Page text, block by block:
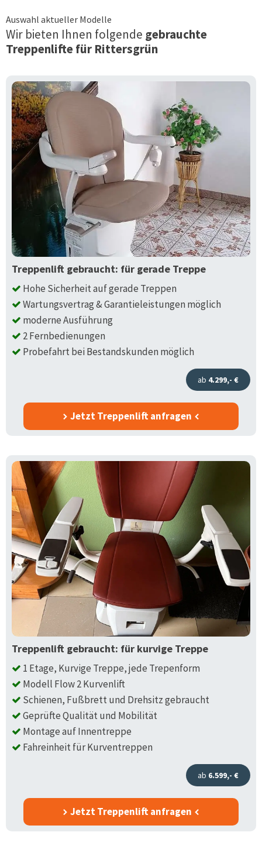
Auswahl aktueller Modelle
Wir bieten Ihnen folgende gebrauchte
Treppenlifte für Rittersgrün
Treppenlift gebraucht: für gerade Treppe
Hohe Sicherheit auf gerade Treppen
Wartungsvertrag & Garantieleistungen möglich
moderne Ausführung
2 Fernbedienungen
Probefahrt bei Bestandskunden möglich
ab 4.299,- €
Jetzt Treppenlift anfragen
Treppenlift gebraucht: für kurvige Treppe
1 Etage, Kurvige Treppe, jede Trepenform
Modell Flow 2 Kurvenlift
Schienen, Fußbrett und Drehsitz gebraucht
Geprüfte Qualität und Mobilität
Montage auf Innentreppe
Fahreinheit für Kurventreppen
ab 6.599,- €
Jetzt Treppenlift anfragen